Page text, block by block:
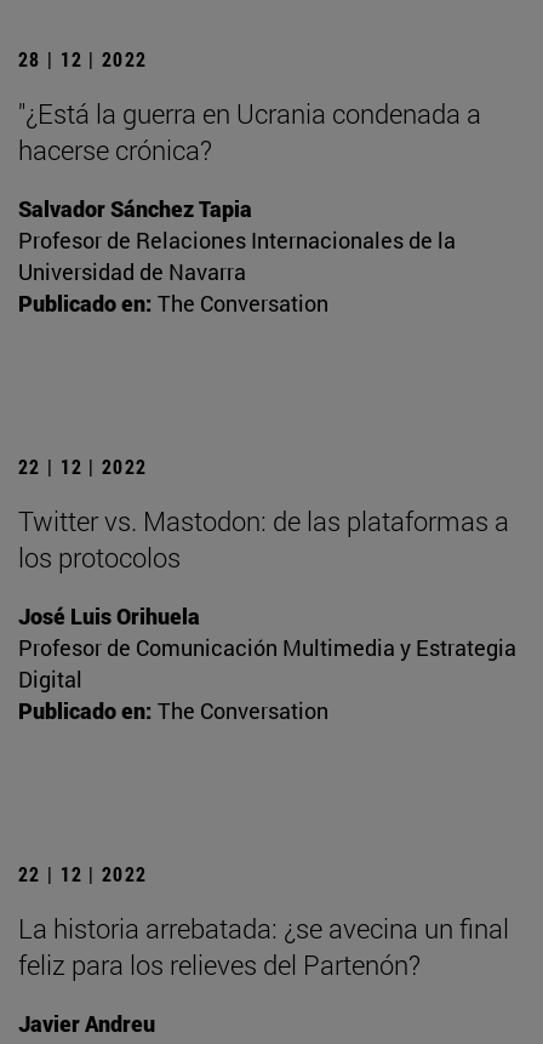
28 | 12 | 2022
"¿Está la guerra en Ucrania condenada a
hacerse crónica?
Salvador Sánchez Tapia
Profesor de Relaciones Internacionales de la
Universidad de Navarra
Publicado en: The Conversation
22 | 12 | 2022
Twitter vs. Mastodon: de las plataformas a
los protocolos
José Luis Orihuela
Profesor de Comunicación Multimedia y Estrategia
Digital
Publicado en: The Conversation
22 | 12 | 2022
La historia arrebatada: ¿se avecina un final
feliz para los relieves del Partenón?
Javier Andreu